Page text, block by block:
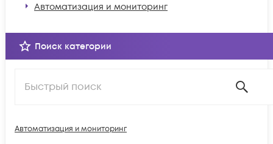
Автоматизация и мониторинг
Поиск категории
Автоматизация и мониторинг